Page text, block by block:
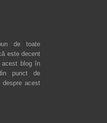
de toate
este decent
blog în
punct de
despre acest